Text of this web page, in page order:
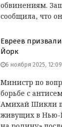
обвинениям.
сообщила, что
Евреев
Йорк
6 ноября 2025, 12:09
Министр по
борьбе с
Амихай Шикли
живущих в Нью-